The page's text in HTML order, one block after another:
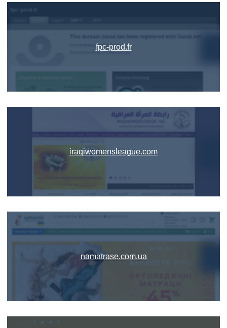
fpc-prod.fr
iraqiwomensleague.com
namatrase.com.ua